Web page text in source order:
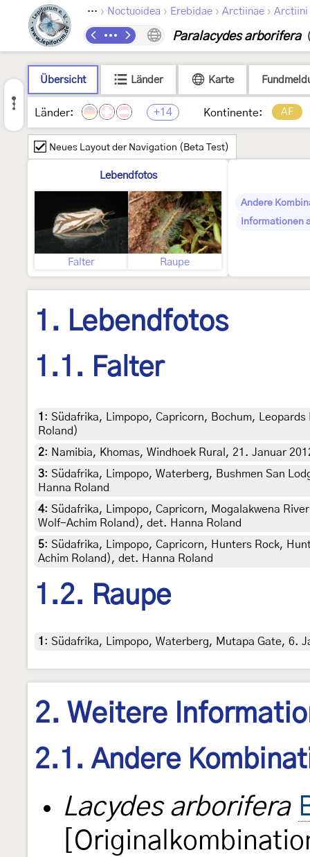
Lepidoptera › Noctuoidea › Erebidae › Arctiinae › Arctiini
Paralacydes arborifera
Übersicht Länder Karte
Länder: +14 Kontinente: AF
Neues Layout der Navigation (Beta Test)
Lebendfotos
Falter Raupe
Andere
Informationen
1. Lebendfotos
1.1. Falter
1 : Südafrika, Limpopo, Capricorn, Bochum,
Roland)
2: Namibia, Khomas, Windhoek Rural, 21. Januar
3: Südafrika, Limpopo, Waterberg, Bushmen San
Hanna Roland
4: Südafrika, Limpopo, Capricorn, Mogalakwena
Wolf-Achim Roland), det. Hanna Roland
5: Südafrika, Limpopo, Capricorn, Hunters Rock,
Achim Roland), det. Hanna Roland
1.2. Raupe
1 : Südafrika, Limpopo, Waterberg, Mutapa Gate, 6.
2. Weitere
2.1. Andere
Lacydes arborifera